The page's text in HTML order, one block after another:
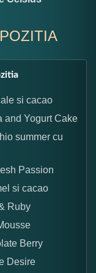
si cacao
and Yogurt Cake
summer cu
Passion
si cacao
Ruby
Berry
Desire